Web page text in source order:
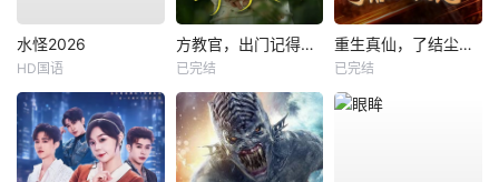
水怪2026
HD国语
方教官，出门记得装不熟
已完结
重生真仙，了结尘间恩怨
已完结